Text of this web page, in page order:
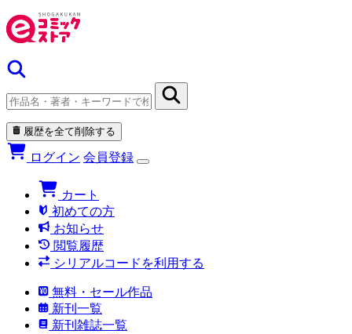
履歴を全て削除する
ログイン 会員登録
カート
初めての方
お知らせ
閲覧履歴
シリアルコードを利用する
無料・セール作品
新刊一覧
新刊雑誌一覧